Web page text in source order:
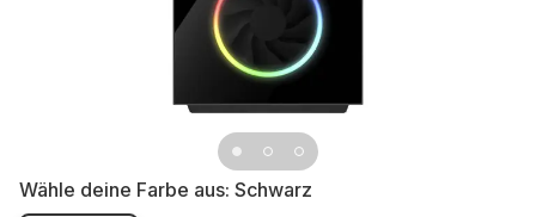
Wähle deine Farbe aus: Schwarz